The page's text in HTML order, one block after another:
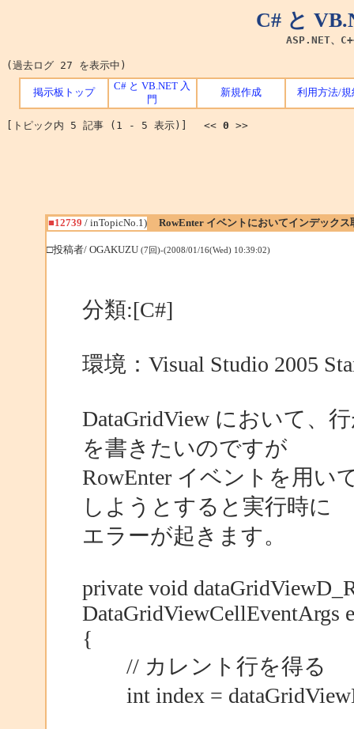
C# と
ASP.NET、
(過去ログ 27 を表示中)
掲示板トップ
C# と VB.NET 入
門
新規作成 利用方法/規
[トピック内 5 記事 (1 - 5 表示)] << 0 >>
■12739 / inTopicNo.1) RowEnter イベントにおいてインデックス
□投稿者/ OGAKUZU (7回)-(2008/01/16(Wed) 10:39:02)
分類:[C#]
環境：Visual Studio 2005
DataGridView において、
を書きたいのですが
RowEnter イベントを用い
しようとすると実行時に
エラーが起きます。
private void
DataGridViewCellEventArgs
{
// カレント行を得る
int index =